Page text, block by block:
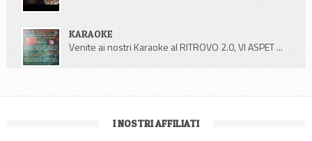
KARAOKE
Venite ai nostri Karaoke al RITROVO 2.0, VI ASPET ...
I NOSTRI AFFILIATI